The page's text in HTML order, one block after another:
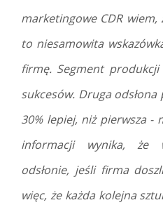
marketingowe CDR wiem,
to niesamowita
firmę. Segment
sukcesów. Druga
30% lepiej, niż pierwsza -
informacji wynika, że
odsłonie, jeśli firma
więc, że każda kolejna